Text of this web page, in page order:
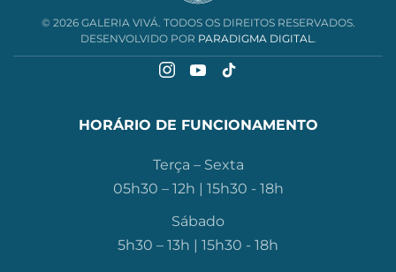
© 2026GALERIA VIVÁ. TODOS OS DIREITOS RESERVADOS.
DESENVOLVIDO POR PARADIGMA DIGITAL
HORÁRIO DE FUNCIONAMENTO
Terça – Sexta
05h30 – 12h | 15h30 - 18h
Sábado
5h30 – 13h | 15h30 - 18h